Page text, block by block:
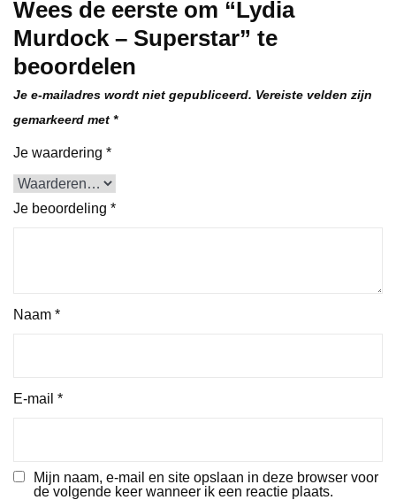
Wees de eerste om “Lydia
Murdock – Superstar” te
beoordelen
Je e-mailadres wordt niet gepubliceerd. Vereiste velden zijn
gemarkeerd met *
Je waardering *
Je beoordeling *
Naam *
E-mail *
Mijn naam, e-mail en site opslaan in deze browser voor
de volgende keer wanneer ik een reactie plaats.